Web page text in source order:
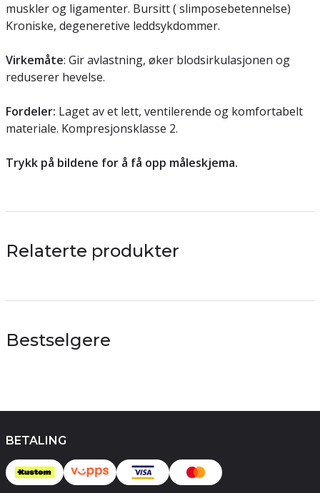
muskler og ligamenter. Bursitt ( slimposebetennelse)
Kroniske, degeneretive leddsykdommer.
Virkemåte: Gir avlastning, øker blodsirkulasjonen og
reduserer hevelse.
Fordeler: Laget av et lett, ventilerende og komfortabelt
materiale. Kompresjonsklasse 2.
Trykk på bildene for å få opp måleskjema.
Relaterte produkter
Bestselgere
BETALING